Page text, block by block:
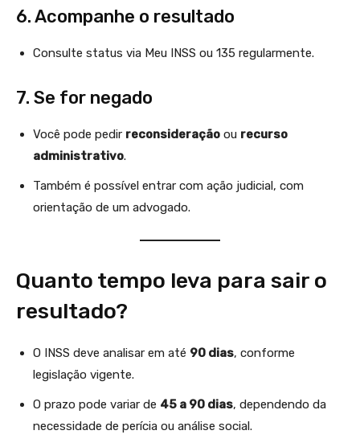
6. Acompanhe o resultado
Consulte status via Meu INSS ou 135 regularmente.
7. Se for negado
Você pode pedir reconsideração ou recurso
administrativo.
Também é possível entrar com ação judicial, com
orientação de um advogado.
Quanto tempo leva para sair o
resultado?
O INSS deve analisar em até 90 dias, conforme
legislação vigente.
O prazo pode variar de 45 a 90 dias, dependendo da
necessidade de perícia ou análise social.